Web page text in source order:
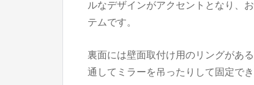
ルなデザインがアクセントとなり、
テムです。
裏面には壁面取付け用のリングがあ
通してミラーを吊ったりして固定でき